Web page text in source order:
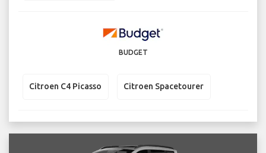
BUDGET
Citroen C4 Picasso Citroen Spacetourer